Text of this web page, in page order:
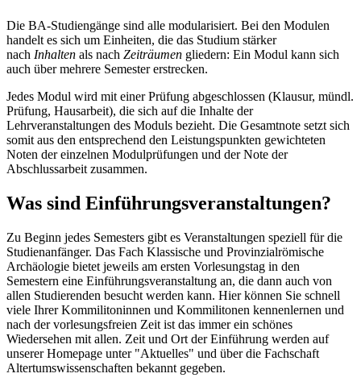
Die BA-Studiengänge sind alle modularisiert. Bei den Modulen
handelt es sich um Einheiten, die das Studium stärker
nach Inhalten als nach Zeiträumen gliedern: Ein Modul kann sich
auch über mehrere Semester erstrecken.
Jedes Modul wird mit einer Prüfung abgeschlossen (Klausur, mündl.
Prüfung, Hausarbeit), die sich auf die Inhalte der
Lehrveranstaltungen des Moduls bezieht. Die Gesamtnote setzt sich
somit aus den entsprechend den Leistungspunkten gewichteten
Noten der einzelnen Modulprüfungen und der Note der
Abschlussarbeit zusammen.
Was sind Einführungsveranstaltungen?
Zu Beginn jedes Semesters gibt es Veranstaltungen speziell für die
Studienanfänger. Das Fach Klassische und Provinzialrömische
Archäologie bietet jeweils am ersten Vorlesungstag in den
Semestern eine Einführungsveranstaltung an, die dann auch von
allen Studierenden besucht werden kann. Hier können Sie schnell
viele Ihrer Kommilitoninnen und Kommilitonen kennenlernen und
nach der vorlesungsfreien Zeit ist das immer ein schönes
Wiedersehen mit allen. Zeit und Ort der Einführung werden auf
unserer Homepage unter "Aktuelles" und über die Fachschaft
Altertumswissenschaften bekannt gegeben.